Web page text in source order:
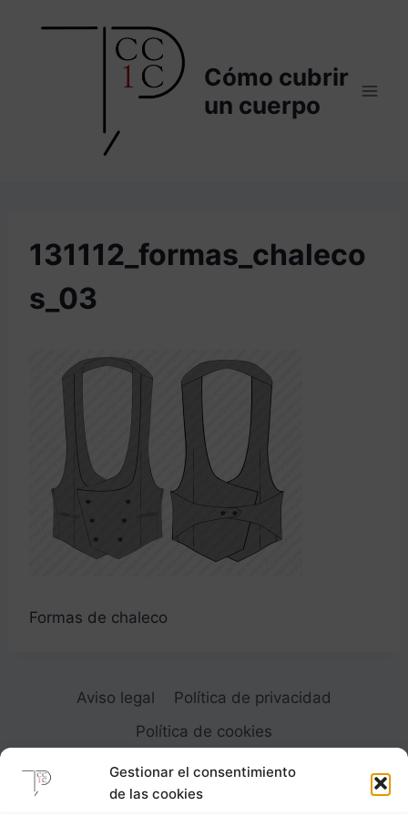
Gestionar el consentimiento
de las cookies
Cómo cubrir
un cuerpo
131112_formas_chaleco
s_03
Formas de chaleco
Aviso legal
Política de privacidad
Política de cookies